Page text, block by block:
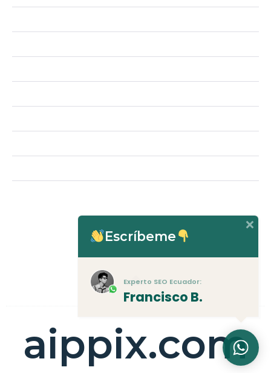
aippix.com
Escríbeme
Experto SEO Ecuador:
Francisco B.